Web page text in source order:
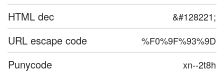
HTML dec &#128221;
URL escape code %F0%9F%93%9D
Punycode xn--2t8h